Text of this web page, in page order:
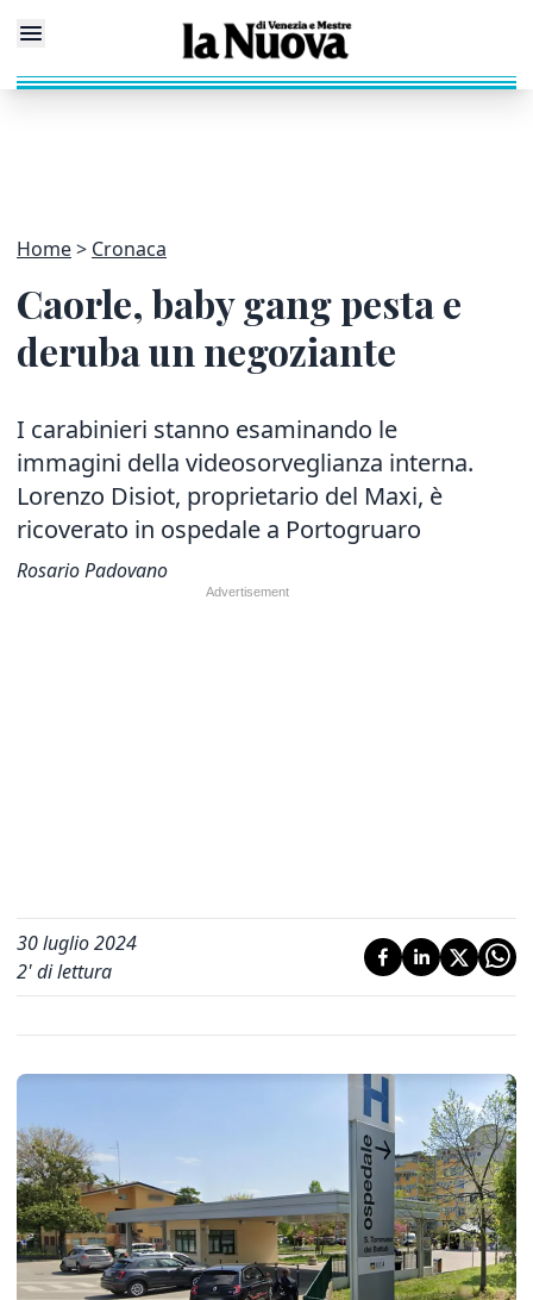
Home Cronaca
Caorle, baby gang pesta e
deruba un negoziante
I carabinieri stanno esaminando le
immagini della videosorveglianza interna.
Lorenzo Disiot, proprietario del Maxi, è
ricoverato in ospedale a Portogruaro
Rosario Padovano
30 luglio 2024
2' di lettura